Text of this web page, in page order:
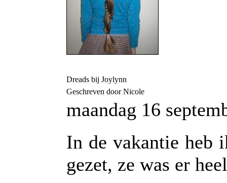
Dreads bij Joylynn
Geschreven door Nicole
maandag 16
In de vakantie heb
gezet, ze was er